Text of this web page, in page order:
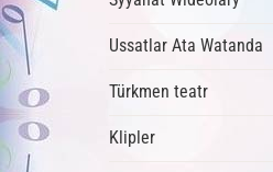
Ussatlar Ata Watanda
Türkmen teatr
Klipler